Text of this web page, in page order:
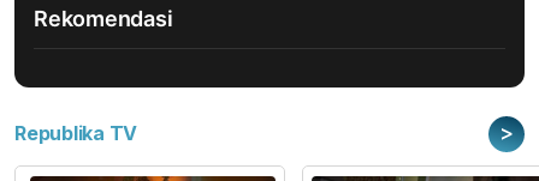
Rekomendasi
Republika TV >